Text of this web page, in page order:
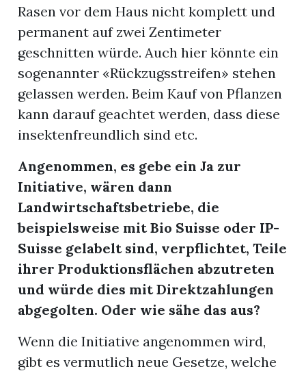
Rasen vor dem Haus nicht komplett und
permanent auf zwei Zentimeter
geschnitten würde. Auch hier könnte ein
sogenannter «Rückzugsstreifen» stehen
gelassen werden. Beim Kauf von Pflanzen
kann darauf geachtet werden, dass diese
insektenfreundlich sind etc.
Angenommen, es gebe ein Ja zur
Initiative, wären dann
Landwirtschaftsbetriebe, die
beispielsweise mit Bio Suisse oder IP-
Suisse gelabelt sind, verpflichtet, Teile
ihrer Produktionsflächen abzutreten
und würde dies mit Direktzahlungen
abgegolten. Oder wie sähe das aus?
Wenn die Initiative angenommen wird,
gibt es vermutlich neue Gesetze, welche